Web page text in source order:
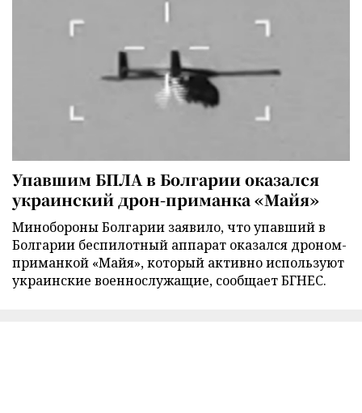
Упавшим БПЛА в Болгарии оказался
украинский дрон-приманка «Майя»
Минобороны Болгарии заявило, что упавший в
Болгарии беспилотный аппарат оказался дроном-
приманкой «Майя», который активно используют
украинские военнослужащие, сообщает БГНЕС.